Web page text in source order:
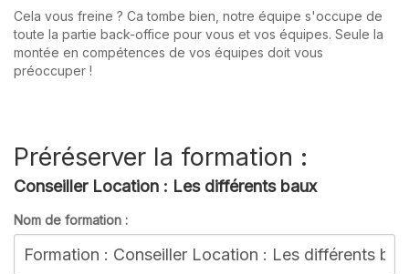
Cela vous freine ? Ca tombe bien, notre équipe s'occupe de
toute la partie back-office pour vous et vos équipes. Seule la
montée en compétences de vos équipes doit vous
préoccuper !
Préréserver la formation :
Conseiller Location : Les différents baux
Nom de formation :